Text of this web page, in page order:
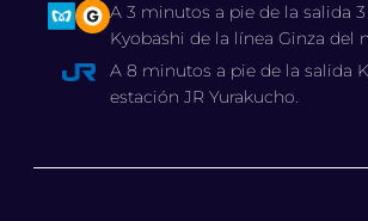
A 3 minutos a pie de la salida
Kyobashi de la línea Ginza del
A 8 minutos a pie de la salida
estación JR Yurakucho.